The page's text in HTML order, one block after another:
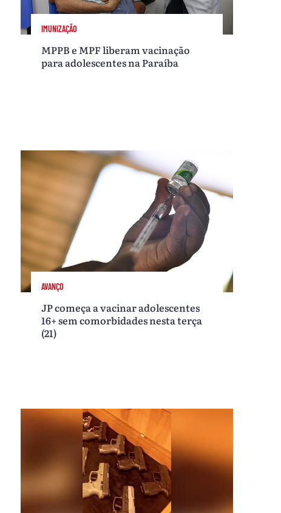
IMUNIZAÇÃO
MPPB e MPF liberam vacinação
para adolescentes na Paraíba
AVANÇO
JP começa a vacinar adolescentes
16+ sem comorbidades nesta terça
(21)